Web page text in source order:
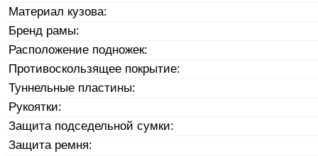
Материал кузова:
Бренд рамы:
Расположение подножек:
Противоскользящее покрытие:
Туннельные пластины:
Рукоятки:
Защита подседельной сумки:
Защита ремня: